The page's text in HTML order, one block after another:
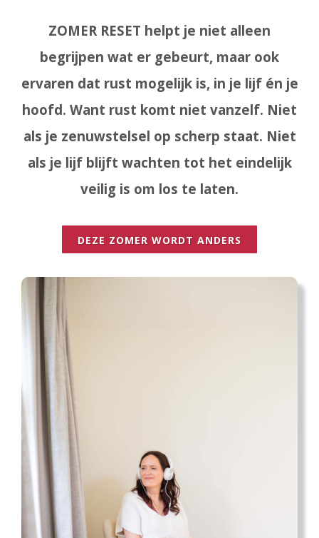
ZOMER RESET helpt je niet alleen
begrijpen wat er gebeurt, maar ook
ervaren dat rust mogelijk is, in je lijf én je
hoofd. Want rust komt niet vanzelf. Niet
als je zenuwstelsel op scherp staat. Niet
als je lijf blijft wachten tot het eindelijk
veilig is om los te laten.
DEZE ZOMER WORDT ANDERS